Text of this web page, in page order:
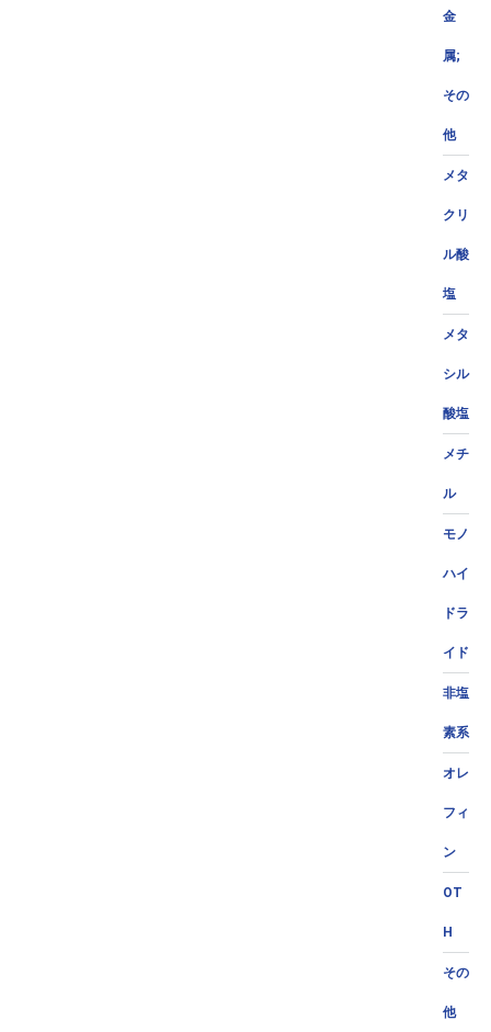
金
属;
その
他
メタ
クリ
ル酸
塩
メタ
シル
酸塩
メチ
ル
モノ
ハイ
ドラ
イド
非塩
素系
オレ
フィ
ン
OT
H
その
他